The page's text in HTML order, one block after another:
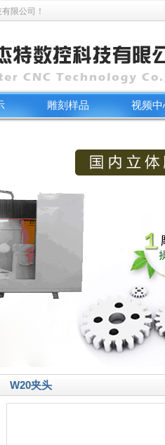
限公司！
雕刻样品 视频中
W20夹头